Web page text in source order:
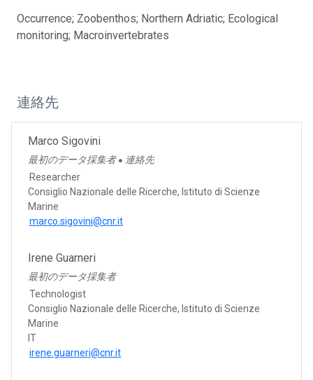
Occurrence; Zoobenthos; Northern Adriatic; Ecological
monitoring; Macroinvertebrates
連絡先
Marco Sigovini
最初のデータ採集者 ● 連絡先
Researcher
Consiglio Nazionale delle Ricerche, Istituto di Scienze
Marine
marco.sigovini@cnr.it
Irene Guarneri
最初のデータ採集者
Technologist
Consiglio Nazionale delle Ricerche, Istituto di Scienze
Marine
IT
irene.guarneri@cnr.it